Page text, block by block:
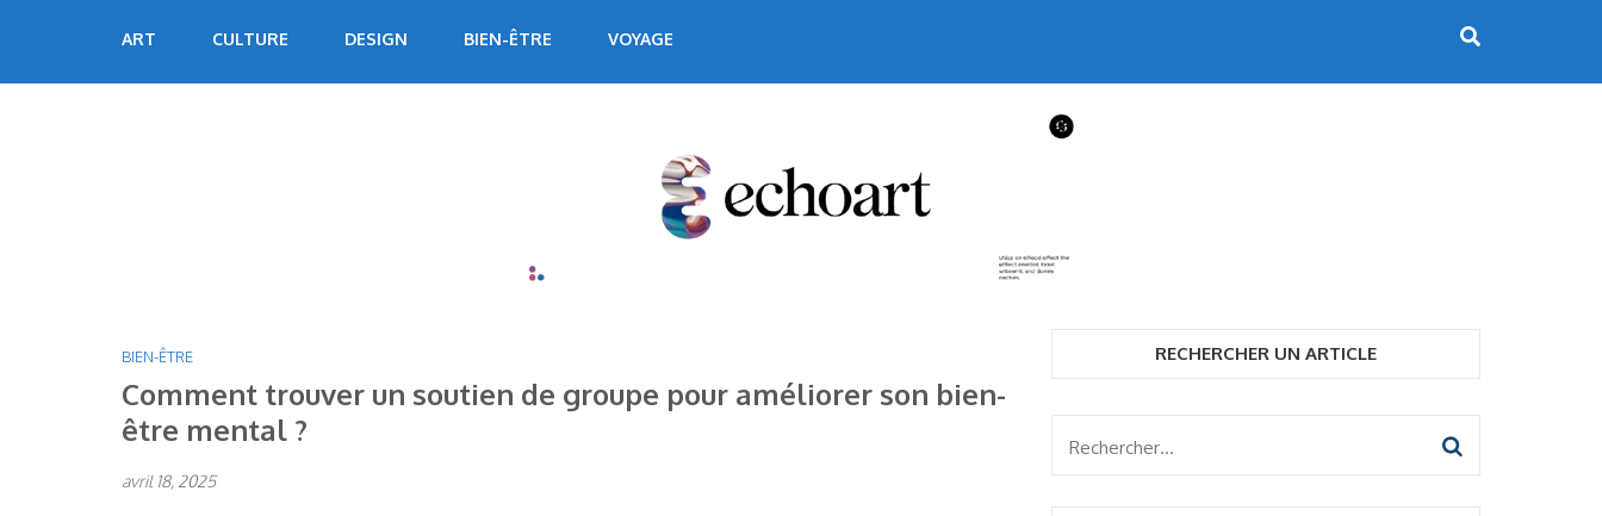
Echoart
Voyagez au cœur de l'art
ART CULTURE DESIGN BIEN-ÊTRE VOYAGE
BIEN-ÊTRE
Comment trouver un soutien de groupe pour améliorer son bien-
être mental ?
avril 18, 2025
RECHERCHER UN ARTICLE
Rechercher :